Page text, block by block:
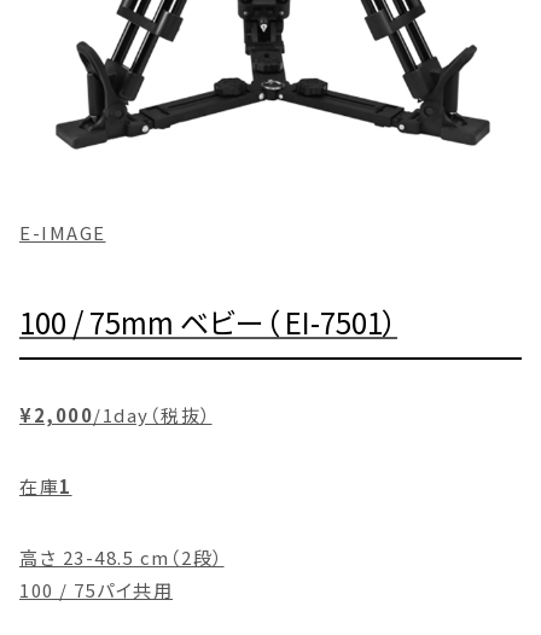
E-IMAGE
100 / 75mm ベビー（ EI-7501）
¥2,000/1day（税抜）
在庫1
高さ 23-48.5 cm（2段）
100 / 75パイ共用